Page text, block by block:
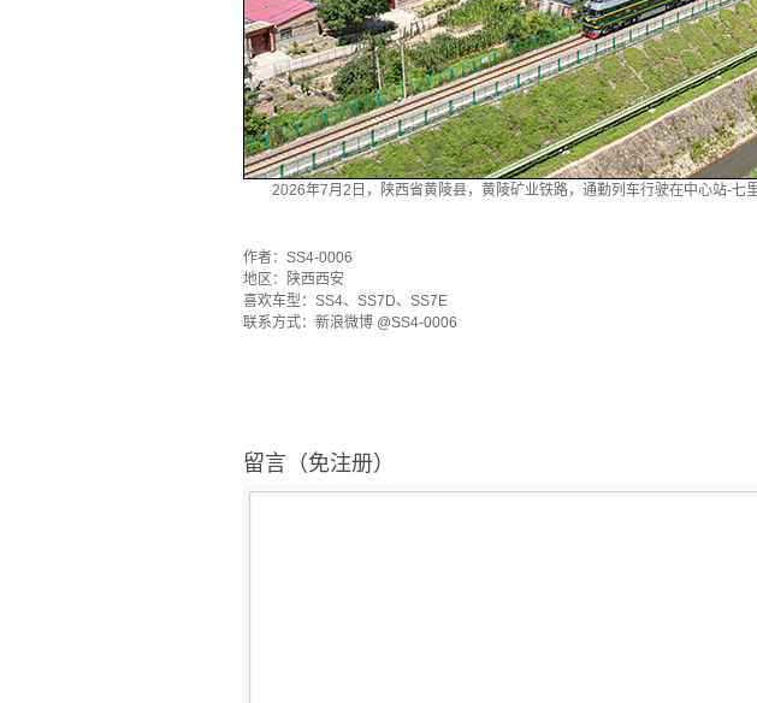
2026年7月2日，陕西省黄陵县，黄陵矿业铁路，通勤列车行驶在中心站-七里
作者：SS4-0006
地区：陕西西安
喜欢车型：SS4、SS7D、SS7E
联系方式：新浪微博 @SS4-0006
留言（免注册）